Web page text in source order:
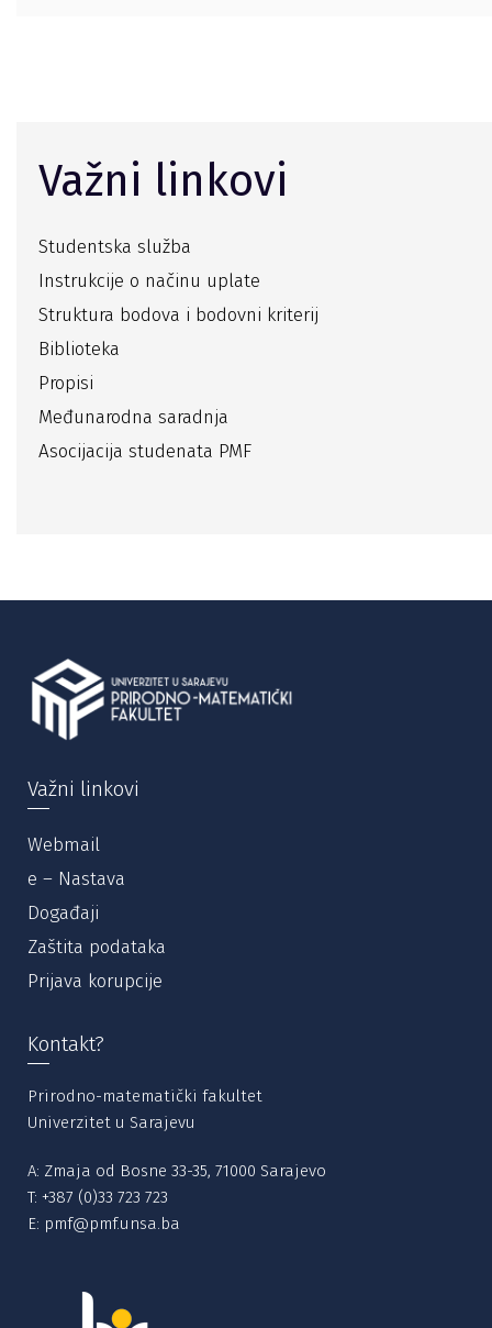
Važni linkovi
Studentska služba
Instrukcije o načinu uplate
Struktura bodova i bodovni kriterij
Biblioteka
Propisi
Međunarodna saradnja
Asocijacija studenata PMF
Važni linkovi
Webmail
e – Nastava
Događaji
Zaštita podataka
Prijava korupcije
Kontakt?
Prirodno-matematički fakultet
Univerzitet u Sarajevu
A: Zmaja od Bosne 33-35, 71000 Sarajevo
T: +387 (0)33 723 723
E: pmf@pmf.unsa.ba